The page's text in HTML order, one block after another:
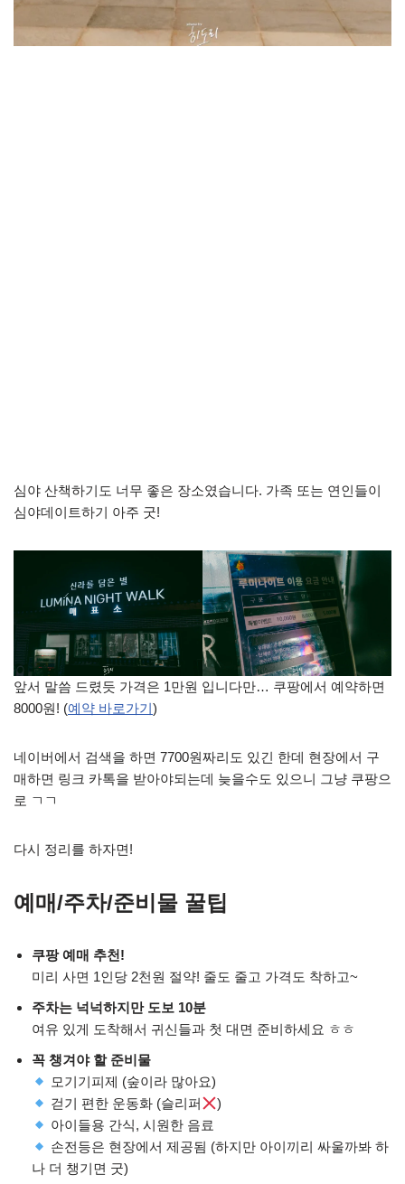
심야 산책하기도 너무 좋은 장소였습니다. 가족 또는 연인들이
심야데이트하기 아주 굿!
앞서 말씀 드렸듯 가격은 1만원 입니다만… 쿠팡에서 예약하면
8000원! (예약 바로가기)
네이버에서 검색을 하면 7700원짜리도 있긴 한데 현장에서 구
매하면 링크 카톡을 받아야되는데 늦을수도 있으니 그냥 쿠팡으
로 ㄱㄱ
다시 정리를 하자면!
예매/주차/준비물 꿀팁
쿠팡 예매 추천!
미리 사면 1인당 2천원 절약! 줄도 줄고 가격도 착하고~
주차는 넉넉하지만 도보 10분
여유 있게 도착해서 귀신들과 첫 대면 준비하세요 ㅎㅎ
꼭 챙겨야 할 준비물
모기기피제 (숲이라 많아요)
걷기 편한 운동화 (슬리퍼
)
아이들용 간식, 시원한 음료
손전등은 현장에서 제공됨 (하지만 아이끼리 싸울까봐 하
나 더 챙기면 굿)